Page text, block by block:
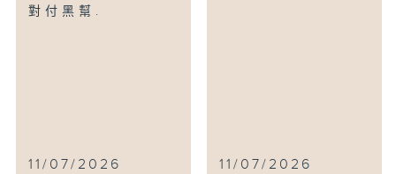
對付黑幫.
11/07/2026 11/07/2026